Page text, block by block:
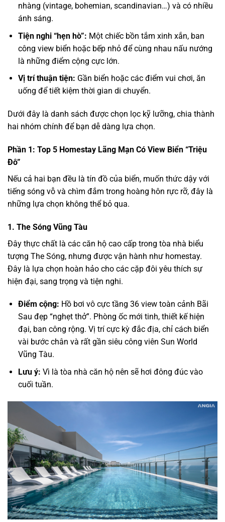
nhàng (vintage, bohemian, scandinavian…) và có nhiều
ánh sáng.
Tiện nghi “hẹn hò”: Một chiếc bồn tắm xinh xắn, ban
công view biển hoặc bếp nhỏ để cùng nhau nấu nướng
là những điểm cộng cực lớn.
Vị trí thuận tiện: Gần biển hoặc các điểm vui chơi, ăn
uống để tiết kiệm thời gian di chuyển.
Dưới đây là danh sách được chọn lọc kỹ lưỡng, chia thành
hai nhóm chính để bạn dễ dàng lựa chọn.
Phần 1: Top 5 Homestay Lãng Mạn Có View Biển “Triệu
Đô”
Nếu cả hai bạn đều là tín đồ của biển, muốn thức dậy với
tiếng sóng vỗ và chìm đắm trong hoàng hôn rực rỡ, đây là
những lựa chọn không thể bỏ qua.
1. The Sóng Vũng Tàu
Đây thực chất là các căn hộ cao cấp trong tòa nhà biểu
tượng The Sóng, nhưng được vận hành như homestay.
Đây là lựa chọn hoàn hảo cho các cặp đôi yêu thích sự
hiện đại, sang trọng và tiện nghi.
Điểm cộng: Hồ bơi vô cực tầng 36 view toàn cảnh Bãi
Sau đẹp “nghẹt thở”. Phòng ốc mới tinh, thiết kế hiện
đại, ban công rộng. Vị trí cực kỳ đắc địa, chỉ cách biển
vài bước chân và rất gần siêu công viên Sun World
Vũng Tàu.
Lưu ý: Vì là tòa nhà căn hộ nên sẽ hơi đông đúc vào
cuối tuần.